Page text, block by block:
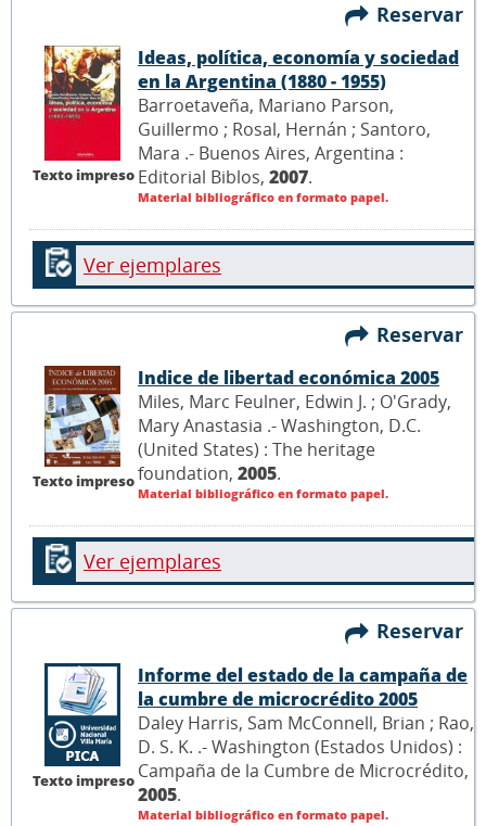
Reservar
Texto impreso
Ideas, política, economía y sociedad
en la Argentina (1880 - 1955)
Barroetaveña, Mariano Parson,
Guillermo ; Rosal, Hernán ; Santoro,
Mara .- Buenos Aires, Argentina :
Editorial Biblos, 2007.
Material bibliográfico en formato papel.
Ver ejemplares
Reservar
Texto impreso
Indice de libertad económica 2005
Miles, Marc Feulner, Edwin J. ; O'Grady,
Mary Anastasia .- Washington, D.C.
(United States) : The heritage
foundation, 2005.
Material bibliográfico en formato papel.
Ver ejemplares
Reservar
Texto impreso
Informe del estado de la campaña de
la cumbre de microcrédito 2005
Daley Harris, Sam McConnell, Brian ; Rao,
D. S. K. .- Washington (Estados Unidos) :
Campaña de la Cumbre de Microcrédito,
2005.
Material bibliográfico en formato papel.